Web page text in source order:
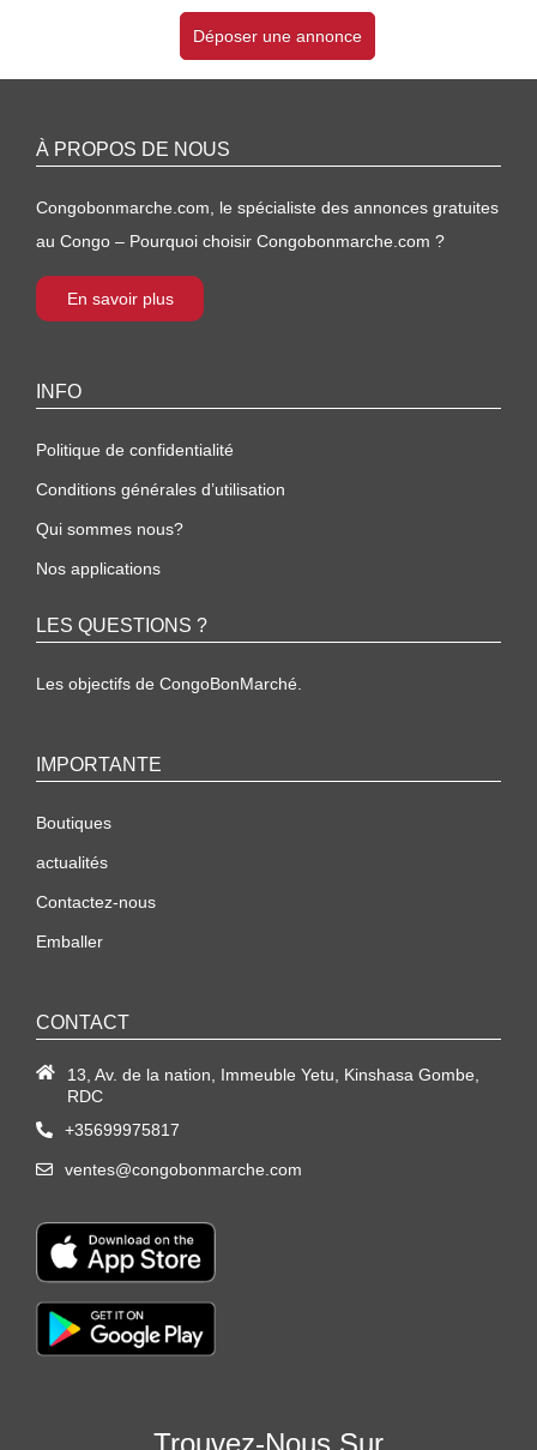
Déposer une annonce
À PROPOS DE NOUS
Congobonmarche.com, le spécialiste des annonces gratuites
au Congo – Pourquoi choisir Congobonmarche.com ?
En savoir plus
INFO
Politique de confidentialité
Conditions générales d’utilisation
Qui sommes nous?
Nos applications
LES QUESTIONS ?
Les objectifs de CongoBonMarché.
IMPORTANTE
Boutiques
actualités
Contactez-nous
Emballer
CONTACT
13, Av. de la nation, Immeuble Yetu, Kinshasa Gombe,
RDC
+35699975817
ventes@congobonmarche.com
Trouvez-Nous Sur